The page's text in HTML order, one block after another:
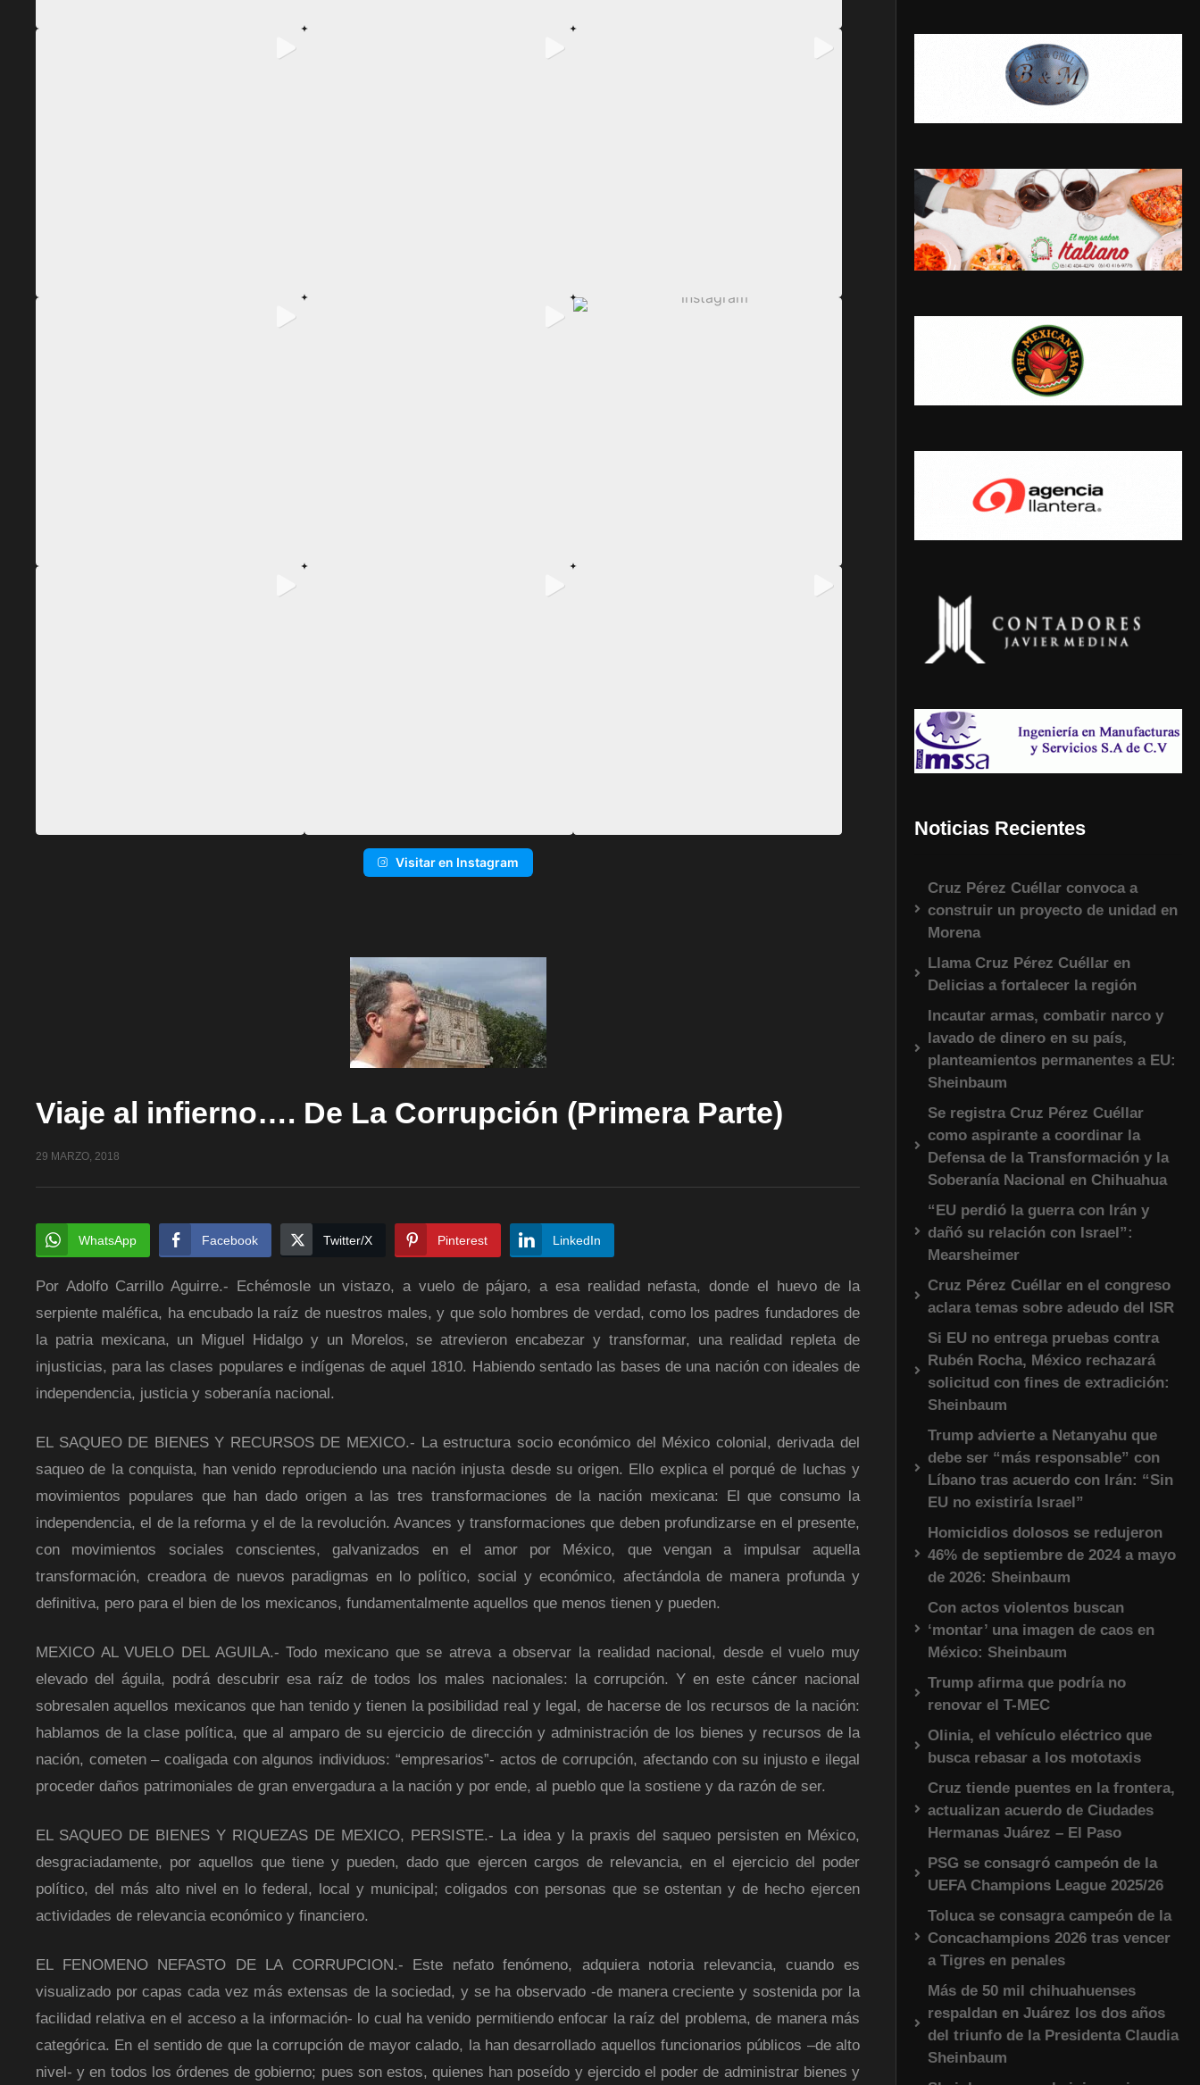
Visitar en Instagram
Viaje al infierno…. De La Corrupción (Primera Parte)
29 MARZO, 2018
WhatsApp Facebook Twitter/X Pinterest LinkedIn
Por Adolfo Carrillo Aguirre.- Echémosle un vistazo, a vuelo de pájaro, a esa realidad nefasta, donde el huevo de la
serpiente maléfica, ha encubado la raíz de nuestros males, y que solo hombres de verdad, como los padres fundadores de
la patria mexicana, un Miguel Hidalgo y un Morelos, se atrevieron encabezar y transformar, una realidad repleta de
injusticias, para las clases populares e indígenas de aquel 1810. Habiendo sentado las bases de una nación con ideales de
independencia, justicia y soberanía nacional.
EL SAQUEO DE BIENES Y RECURSOS DE MEXICO.- La estructura socio económico del México colonial, derivada del
saqueo de la conquista, han venido reproduciendo una nación injusta desde su origen. Ello explica el porqué de luchas y
movimientos populares que han dado origen a las tres transformaciones de la nación mexicana: El que consumo la
independencia, el de la reforma y el de la revolución. Avances y transformaciones que deben profundizarse en el presente,
con movimientos sociales conscientes, galvanizados en el amor por México, que vengan a impulsar aquella
transformación, creadora de nuevos paradigmas en lo político, social y económico, afectándola de manera profunda y
definitiva, pero para el bien de los mexicanos, fundamentalmente aquellos que menos tienen y pueden.
MEXICO AL VUELO DEL AGUILA.- Todo mexicano que se atreva a observar la realidad nacional, desde el vuelo muy
elevado del águila, podrá descubrir esa raíz de todos los males nacionales: la corrupción. Y en este cáncer nacional
sobresalen aquellos mexicanos que han tenido y tienen la posibilidad real y legal, de hacerse de los recursos de la nación:
hablamos de la clase política, que al amparo de su ejercicio de dirección y administración de los bienes y recursos de la
nación, cometen – coaligada con algunos individuos: “empresarios”- actos de corrupción, afectando con su injusto e ilegal
proceder daños patrimoniales de gran envergadura a la nación y por ende, al pueblo que la sostiene y da razón de ser.
EL SAQUEO DE BIENES Y RIQUEZAS DE MEXICO, PERSISTE.- La idea y la praxis del saqueo persisten en México,
desgraciadamente, por aquellos que tiene y pueden, dado que ejercen cargos de relevancia, en el ejercicio del poder
político, del más alto nivel en lo federal, local y municipal; coligados con personas que se ostentan y de hecho ejercen
actividades de relevancia económico y financiero.
EL FENOMENO NEFASTO DE LA CORRUPCION.- Este nefato fenómeno, adquiera notoria relevancia, cuando es
visualizado por capas cada vez más extensas de la sociedad, y se ha observado -de manera creciente y sostenida por la
facilidad relativa en el acceso a la información- lo cual ha venido permitiendo enfocar la raíz del problema, de manera más
categórica. En el sentido de que la corrupción de mayor calado, la han desarrollado aquellos funcionarios públicos –de alto
nivel- y en todos los órdenes de gobierno; pues son estos, quienes han poseído y ejercido el poder de administrar bienes y
Noticias Recientes
Cruz Pérez Cuéllar convoca a
construir un proyecto de unidad en
Morena
Llama Cruz Pérez Cuéllar en
Delicias a fortalecer la región
Incautar armas, combatir narco y
lavado de dinero en su país,
planteamientos permanentes a EU:
Sheinbaum
Se registra Cruz Pérez Cuéllar
como aspirante a coordinar la
Defensa de la Transformación y la
Soberanía Nacional en Chihuahua
“EU perdió la guerra con Irán y
dañó su relación con Israel”:
Mearsheimer
Cruz Pérez Cuéllar en el congreso
aclara temas sobre adeudo del ISR
Si EU no entrega pruebas contra
Rubén Rocha, México rechazará
solicitud con fines de extradición:
Sheinbaum
Trump advierte a Netanyahu que
debe ser “más responsable” con
Líbano tras acuerdo con Irán: “Sin
EU no existiría Israel”
Homicidios dolosos se redujeron
46% de septiembre de 2024 a mayo
de 2026: Sheinbaum
Con actos violentos buscan
‘montar’ una imagen de caos en
México: Sheinbaum
Trump afirma que podría no
renovar el T-MEC
Olinia, el vehículo eléctrico que
busca rebasar a los mototaxis
Cruz tiende puentes en la frontera,
actualizan acuerdo de Ciudades
Hermanas Juárez – El Paso
PSG se consagró campeón de la
UEFA Champions League 2025/26
Toluca se consagra campeón de la
Concachampions 2026 tras vencer
a Tigres en penales
Más de 50 mil chihuahuenses
respaldan en Juárez los dos años
del triunfo de la Presidenta Claudia
Sheinbaum